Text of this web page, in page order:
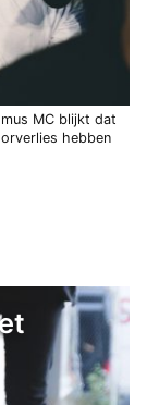
MC blijkt dat
hebben